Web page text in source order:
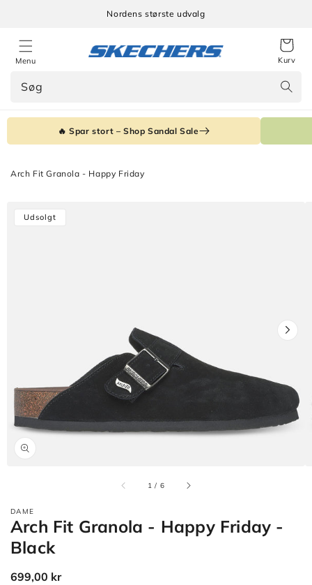
Nordens største udvalg
Menu
Søg
Kurv
🔥 Spar stort – Shop Sandal Sale
Arch Fit Granola - Happy Friday
Udsolgt
Åbn
mediet
1
gallerivisning
1 / af
6
DAME
Arch Fit Granola - Happy Friday -
Black
Normalpris
699,00 kr